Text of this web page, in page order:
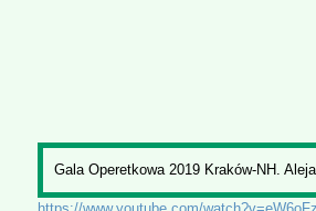
Gala Operetkowa 2019 Kraków-NH.